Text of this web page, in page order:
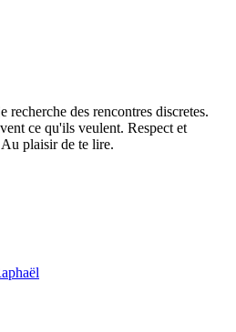
recherche des rencontres discretes.
ce qu'ils veulent. Respect et
plaisir de te lire.